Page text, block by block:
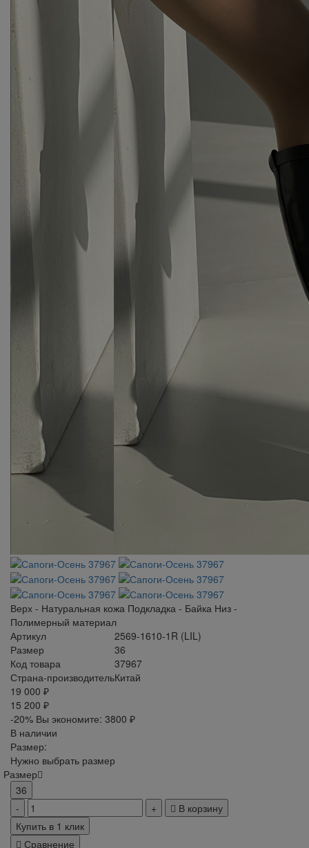
Верх - Натуральная кожа Подкладка - Байка Низ -
Полимерный материал
Артикул
2569-1610-1R (LIL)
Размер
36
Код товара
37967
Страна-производительКитай
19 000 ₽
15 200 ₽
-20% Вы экономите: 3800 ₽
В наличии
Размер:
Нужно выбрать размер
Размер
36
В корзину
Купить в 1 клик
Сравнение